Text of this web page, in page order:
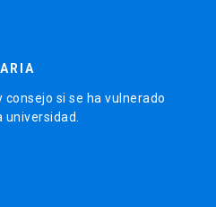
si se ha vulnerado
universidad.